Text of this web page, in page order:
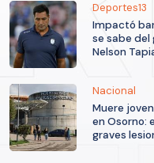
Deportes13
Impactó
se sabe
Nelson
Nacional
Muere
en Osorno:
graves